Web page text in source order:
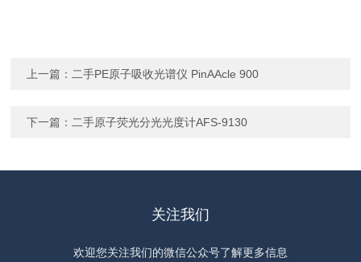
上一篇： 二手PE原子吸收光谱仪 PinAAcle 900
下一篇： 二手原子荧光分光光度计AFS-9130
关注我们
欢迎您关注我们的微信公众号了解更多信息